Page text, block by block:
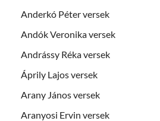
Anderkó Péter versek
Andók Veronika versek
Andrássy Réka versek
Áprily Lajos versek
Arany János versek
Aranyosi Ervin versek